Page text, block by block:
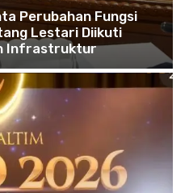
Perubahan Fungsi
Lestari Diikuti
Infrastruktur